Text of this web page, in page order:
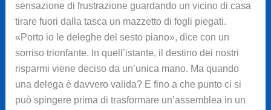
sensazione di frustrazione guardando un vicino di casa
tirare fuori dalla tasca un mazzetto di fogli piegati.
«Porto io le deleghe del sesto piano», dice con un
sorriso trionfante. In quell’istante, il destino dei nostri
risparmi viene deciso da un’unica mano. Ma quando
una delega è davvero valida? E fino a che punto ci si
può spingere prima di trasformare un’assemblea in un